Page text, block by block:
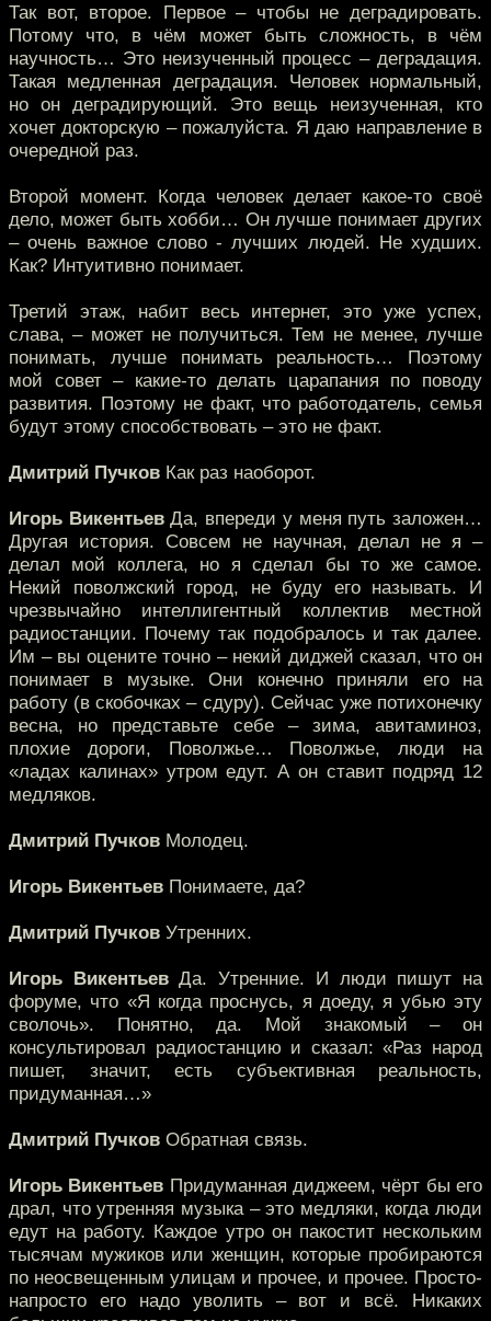
Так вот, второе. Первое – чтобы не деградировать.
Потому что, в чём может быть сложность, в чём
научность… Это неизученный процесс – деградация.
Такая медленная деградация. Человек нормальный,
но он деградирующий. Это вещь неизученная, кто
хочет докторскую – пожалуйста. Я даю направление в
очередной раз.
Второй момент. Когда человек делает какое-то своё
дело, может быть хобби… Он лучше понимает других
– очень важное слово - лучших людей. Не худших.
Как? Интуитивно понимает.
Третий этаж, набит весь интернет, это уже успех,
слава, – может не получиться. Тем не менее, лучше
понимать, лучше понимать реальность… Поэтому
мой совет – какие-то делать царапания по поводу
развития. Поэтому не факт, что работодатель, семья
будут этому способствовать – это не факт.
Дмитрий Пучков Как раз наоборот.
Игорь ВикентьевДа, впереди у меня путь заложен…
Другая история. Совсем не научная, делал не я –
делал мой коллега, но я сделал бы то же самое.
Некий поволжский город, не буду его называть. И
чрезвычайно интеллигентный коллектив местной
радиостанции. Почему так подобралось и так далее.
Им – вы оцените точно – некий диджей сказал, что он
понимает в музыке. Они конечно приняли его на
работу (в скобочках – сдуру). Сейчас уже потихонечку
весна, но представьте себе – зима, авитаминоз,
плохие дороги, Поволжье… Поволжье, люди на
«ладах калинах» утром едут. А он ставит подряд 12
медляков.
Дмитрий Пучков Молодец.
Игорь Викентьев Понимаете, да?
Дмитрий Пучков Утренних.
Игорь ВикентьевДа. Утренние. И люди пишут на
форуме, что «Я когда проснусь, я доеду, я убью эту
сволочь». Понятно, да. Мой знакомый – он
консультировал радиостанцию и сказал: «Раз народ
пишет, значит, есть субъективная реальность,
придуманная…»
Дмитрий Пучков Обратная связь.
Игорь Викентьев Придуманная диджеем, чёрт бы его
драл, что утренняя музыка – это медляки, когда люди
едут на работу. Каждое утро он пакостит нескольким
тысячам мужиков или женщин, которые пробираются
по неосвещенным улицам и прочее, и прочее. Просто-
напросто его надо уволить – вот и всё. Никаких